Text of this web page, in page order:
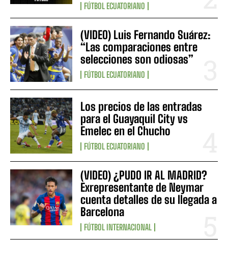
FÚTBOL ECUATORIANO
(VIDEO) Luis Fernando Suárez:
“Las comparaciones entre
selecciones son odiosas”
FÚTBOL ECUATORIANO
Los precios de las entradas
para el Guayaquil City vs
Emelec en el Chucho
FÚTBOL ECUATORIANO
(VIDEO) ¿PUDO IR AL MADRID?
Exrepresentante de Neymar
cuenta detalles de su llegada a
Barcelona
FÚTBOL INTERNACIONAL